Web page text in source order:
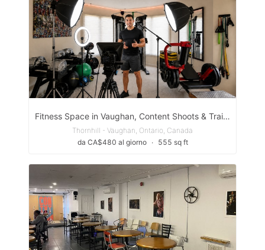
Fitness Space in Vaughan, Content Shoots & Training
Thornhill - Vaughan, Ontario, Canada
da CA$480 al giorno
∙ 555 sq ft